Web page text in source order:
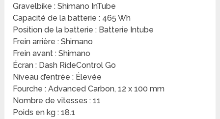
Gravelbike : Shimano InTube
Capacité de la batterie : 465 Wh
Position de la batterie : Batterie Intube
Frein arrière : Shimano
Frein avant : Shimano
Écran : Dash RideControl Go
Niveau d’entrée : Élevée
Fourche : Advanced Carbon, 12 x 100 mm
Nombre de vitesses : 11
Poids en kg : 18.1